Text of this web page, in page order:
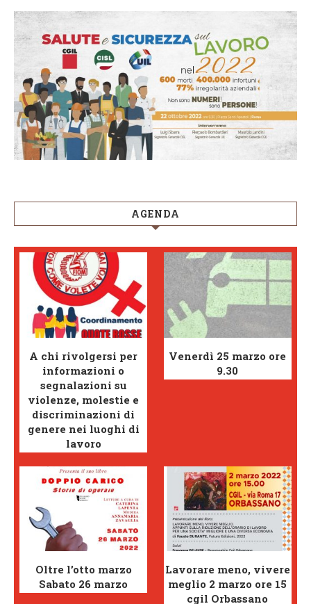
AGENDA
A chi rivolgersi per
informazioni o
segnalazioni su
violenze, molestie e
discriminazioni di
genere nei luoghi di
lavoro
Venerdì 25 marzo ore
9.30
Oltre l’otto marzo
Sabato 26 marzo
Lavorare meno, vivere
meglio 2 marzo ore 15
cgil Orbassano